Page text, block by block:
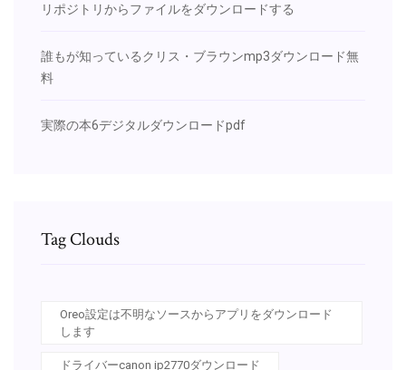
リポジトリからファイルをダウンロードする
誰もが知っているクリス・ブラウンmp3ダウンロード無
料
実際の本6デジタルダウンロードpdf
Tag Clouds
Oreo設定は不明なソースからアプリをダウンロード
します
ドライバーcanon ip2770ダウンロード